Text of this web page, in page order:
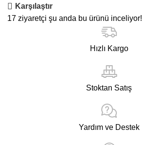
Karşılaştır
17 ziyaretçi şu anda bu ürünü inceliyor!
Hızlı Kargo
Stoktan Satış
Yardım ve Destek